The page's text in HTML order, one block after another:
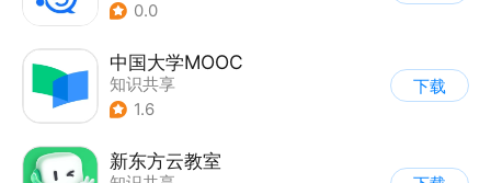
0.0
中国大学MOOC
知识共享
1.6
下载
新东方云教室